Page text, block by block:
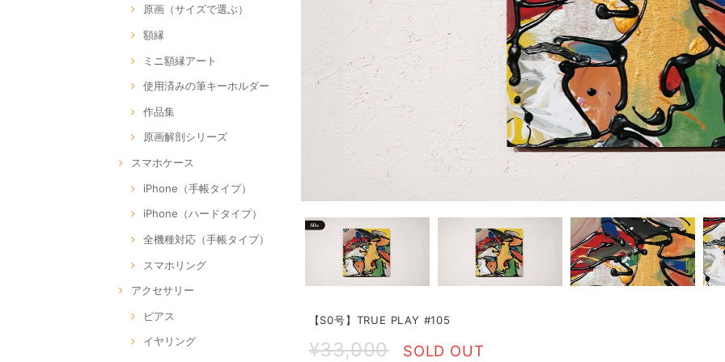
原画（サイズで選ぶ）
額縁
ミニ額縁アート
使用済みの筆キーホルダー
作品集
原画解剖シリーズ
スマホケース
iPhone（手帳タイプ）
iPhone（ハードタイプ）
全機種対応（手帳タイプ）
スマホリング
アクセサリー
ピアス
イヤリング
【S0号】TRUE PLAY #105
¥33,000 SOLD OUT